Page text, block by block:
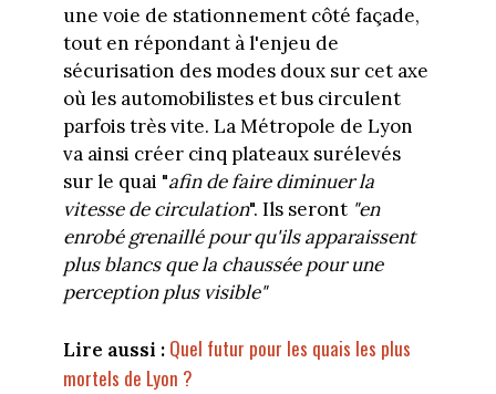
une voie de stationnement côté façade,
tout en répondant à l'enjeu de
sécurisation des modes doux sur cet axe
où les automobilistes et bus circulent
parfois très vite. La Métropole de Lyon
va ainsi créer cinq plateaux surélevés
sur le quai "afin de faire diminuer la
vitesse de circulation". Ils seront "en
enrobé grenaillé pour qu'ils apparaissent
plus blancs que la chaussée pour une
perception plus visible"
Lire aussi : Quel futur pour les quais les plus
mortels de Lyon ?